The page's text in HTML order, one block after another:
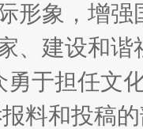
形象，增
、建设和
勇于担任文
料和投稿